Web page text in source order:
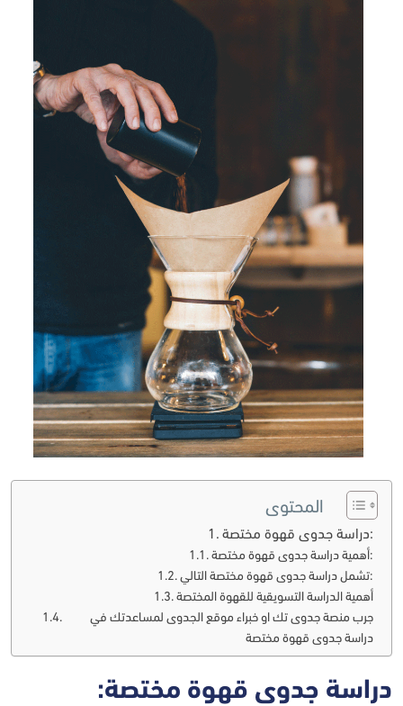
المحتوى
دراسة جدوى قهوة مختصة:
أهمية دراسة جدوى قهوة مختصة:
تشمل دراسة جدوى قهوة مختصة التالي:
أهمية الدراسة التسويقية للقهوة المختصة
جرب منصة جدوى تك او خبراء موقع الجدوى لمساعدتك في
دراسة جدوى قهوة مختصة
دراسة جدوى قهوة مختصة: